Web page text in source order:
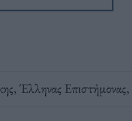
,Έλληνας Επιστήμονας,